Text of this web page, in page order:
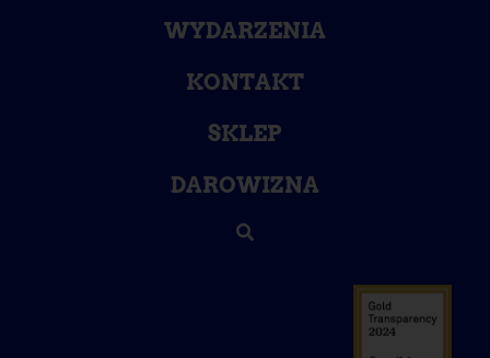
WYDARZENIA
KONTAKT
SKLEP
DAROWIZNA